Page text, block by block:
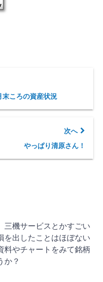
末ころの資産状況
次へ
やっぱり清原さん！
三機サービスとかすごい
を出したことはほぼない
料やチャートをみて銘柄
か？